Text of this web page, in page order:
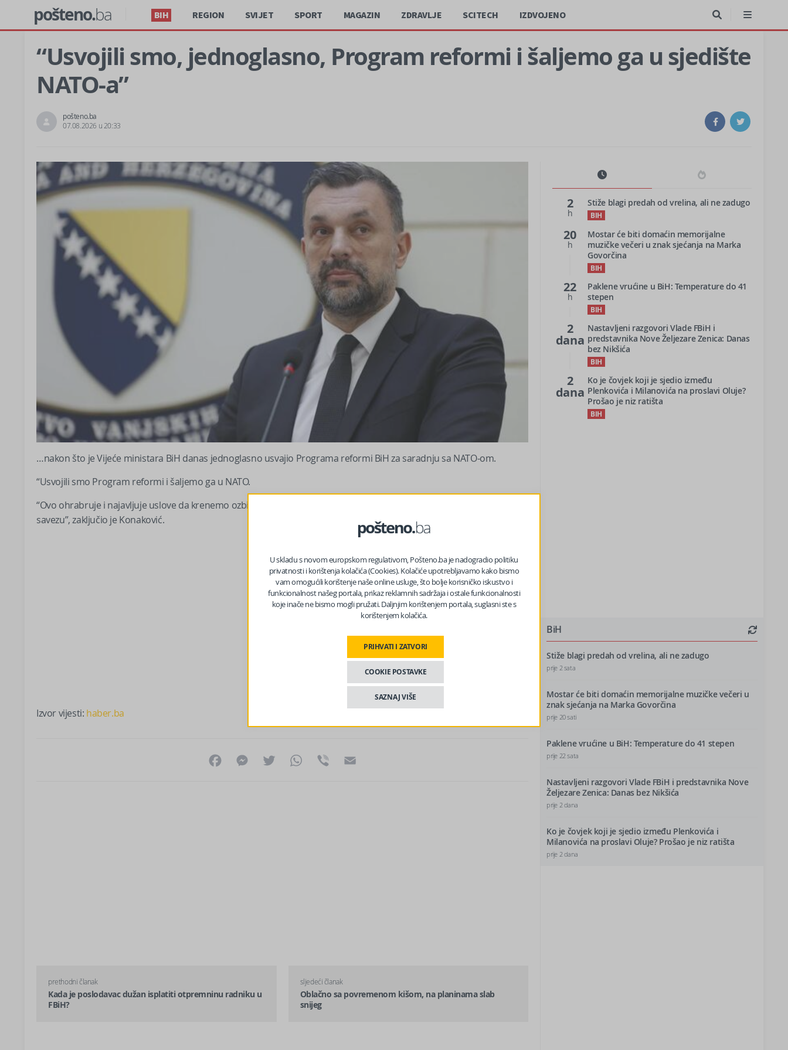
pošteno.ba BIH REGION SVIJET SPORT MAGAZIN ZDRAVLJE SCITECH IZDVOJENO
“Usvojili smo, jednoglasno, Program reformi i šaljemo ga u sjedište
NATO-a”
pošteno.ba
07.08.2026 u 20:33
…nakon što je Vijeće ministara BiH danas jednoglasno usvajio Programa reformi BiH za saradnju sa NATO-om.
“Usvojili smo Program reformi i šaljemo ga u NATO.
“Ovo ohrabruje i najavljuje uslove da krenemo ozbiljnije povratak na tračnice za punopravno članstvo u NATO
savezu”, zaključio je Konaković.
Izvor vijesti: haber.ba
FacebookMessenger
Twitter WhatsApp
Viber
prethodni članak
Kada je poslodavac dužan isplatiti otpremninu radniku u
FBiH?
sljedeći članak
Oblačno sa povremenom kišom, na planinama slab
snijeg
2
h
Stiže blagi predah od vrelina, ali ne zadugo
BIH
20
h
Mostar će biti domaćin memorijalne
muzičke večeri u znak sjećanja na Marka
Govorčina
BIH
22
h
Paklene vrućine u BiH: Temperature do 41
stepen
BIH
2
dana
Nastavljeni razgovori Vlade FBiH i
predstavnika Nove Željezare Zenica: Danas
bez Nikšića
BIH
2
dana
Ko je čovjek koji je sjedio između
Plenkovića i Milanovića na proslavi Oluje?
Prošao je niz ratišta
BIH
BiH
Stiže blagi predah od vrelina, ali ne zadugo
prije 2 sata
Mostar će biti domaćin memorijalne muzičke večeri u
znak sjećanja na Marka Govorčina
prije 20 sati
Paklene vrućine u BiH: Temperature do 41 stepen
prije 22 sata
Nastavljeni razgovori Vlade FBiH i predstavnika Nove
Željezare Zenica: Danas bez Nikšića
prije 2 dana
Ko je čovjek koji je sjedio između Plenkovića i
Milanovića na proslavi Oluje? Prošao je niz ratišta
prije 2 dana
U skladu s novom europskom regulativom, Pošteno.ba je nadogradio politiku
privatnosti i korištenja kolačića (Cookies). Kolačiće upotrebljavamo kako bismo
vam omogućili korištenje naše online usluge, što bolje korisničko iskustvo i
funkcionalnost našeg portala, prikaz reklamnih sadržaja i ostale funkcionalnosti
koje inače ne bismo mogli pružati. Daljnjim korištenjem portala, suglasni ste s
korištenjem kolačića.
PRIHVATI I ZATVORI
COOKIE POSTAVKE
SAZNAJ VIŠE